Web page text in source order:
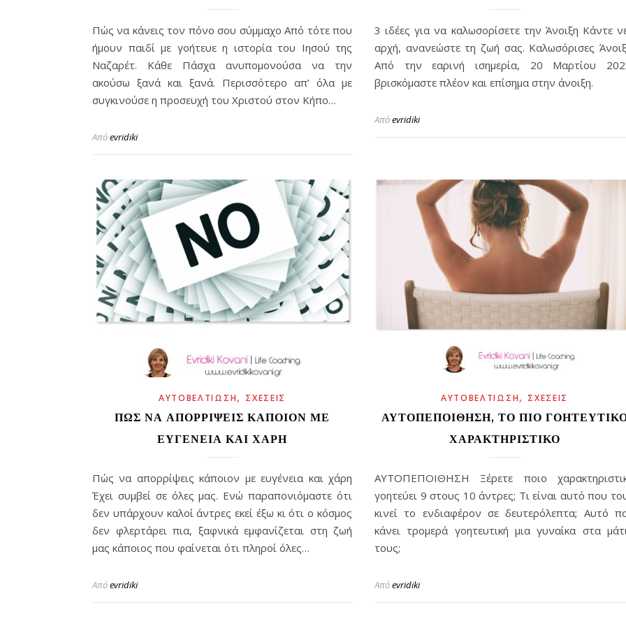
Πώς να κάνεις τον πόνο σου σύμμαχο Από τότε που
ήμουν παιδί με γοήτευε η ιστορία του Ιησού της
Ναζαρέτ. Κάθε Πάσχα ανυπομονούσα να την
ακούσω ξανά και ξανά. Περισσότερο απ’ όλα με
συγκινούσε η προσευχή του Χριστού στον Κήπο…
Απόevridiki
3 ιδέες για να καλωσορίσετε την Άνοιξη Κάντε
αρχή, ανανεώστε τη ζωή σας. Καλωσόρισες
Από την εαρινή ισημερία, 20 Μαρτίου
βρισκόμαστε πλέον και επίσημα στην άνοιξη.
Απόevridiki
ΑΥΤΟΒΕΛΤΊΩΣΗ, ΣΧΈΣΕΙΣ
ΠΏΣ ΝΑ ΑΠΟΡΡΊΨΕΙΣ ΚΆΠΟΙΟΝ ΜΕ
ΕΥΓΈΝΕΙΑ ΚΑΙ ΧΆΡΗ
Πώς να απορρίψεις κάποιον με ευγένεια και χάρη
Έχει συμβεί σε όλες μας. Ενώ παραπονιόμαστε ότι
δεν υπάρχουν καλοί άντρες εκεί έξω κι ότι ο κόσμος
δεν φλερτάρει πια, ξαφνικά εμφανίζεται στη ζωή
μας κάποιος που φαίνεται ότι πληροί όλες…
Απόevridiki
ΑΥΤΟΒΕΛΤΊΩΣΗ, ΣΧΈΣΕΙΣ
ΑΥΤΟΠΕΠΟΊΘΗΣΗ, ΤΟ ΠΙΟ
ΧΑΡΑΚΤΗΡΙΣΤΙΚΌ
ΑΥΤΟΠΕΠΟΙΘΗΣΗ Ξέρετε ποιο
γοητεύει 9 στους 10 άντρες; Τι είναι αυτό που
κινεί το ενδιαφέρον σε δευτερόλεπτα; Αυτό
κάνει τρομερά γοητευτική μια γυναίκα στα
τους;
Απόevridiki